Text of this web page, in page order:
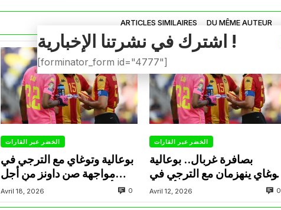
ARTICLES SIMILAIRES DU MÊME AUTEUR
الخضر عبر القارات
بوعالية وتوغاي مع الترجي في
مواجهة صن داونز من أجل
التأهل لنهائي رابطة الأبطال
الإفريقية
Avril 18, 2026 0
الخضر عبر القارات
بصافرة غربال.. بوعالية
وتوغاي ينهزمان مع الترجي في
ذهاب نصف نهائي رابطة أبطال
إفريقيا
Avril 12, 2026 0
اشترك في نشرتنا الإخبارية !
[forminator_form id="4777"]